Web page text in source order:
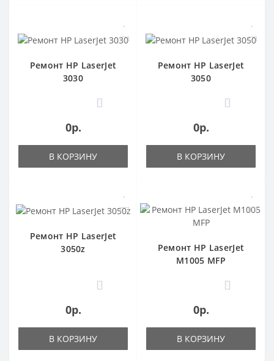
Ремонт HP LaserJet
3030
0
0р.
В КОРЗИНУ
Ремонт HP LaserJet
3050
0
0р.
В КОРЗИНУ
Ремонт HP LaserJet
3050z
0
0р.
В КОРЗИНУ
Ремонт HP LaserJet
M1005 MFP
0
0р.
В КОРЗИНУ